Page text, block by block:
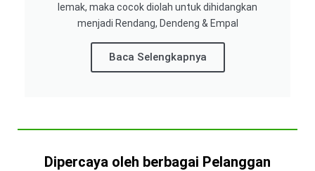
lemak, maka cocok diolah untuk dihidangkan
menjadi Rendang, Dendeng & Empal
Baca Selengkapnya
Dipercaya oleh berbagai Pelanggan